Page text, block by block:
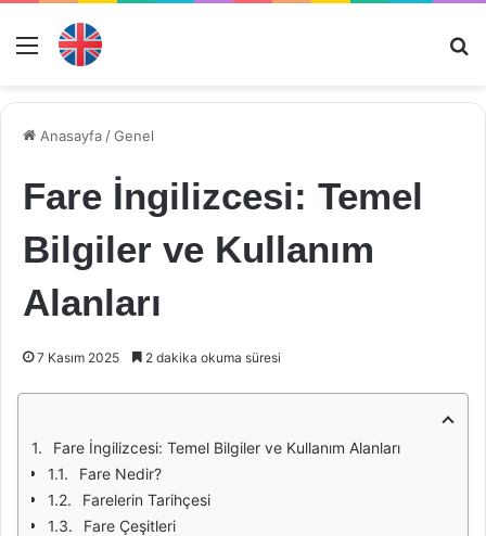
Menü
Anasayfa /Genel
Fare İngilizcesi: Temel
Bilgiler ve Kullanım
Alanları
7 Kasım 2025 2 dakika okuma süresi
Fare İngilizcesi: Temel Bilgiler ve Kullanım Alanları
Fare Nedir?
Farelerin Tarihçesi
Fare Çeşitleri